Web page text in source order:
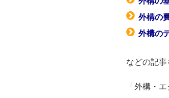
外構の
外構の
などの記事
「外構・